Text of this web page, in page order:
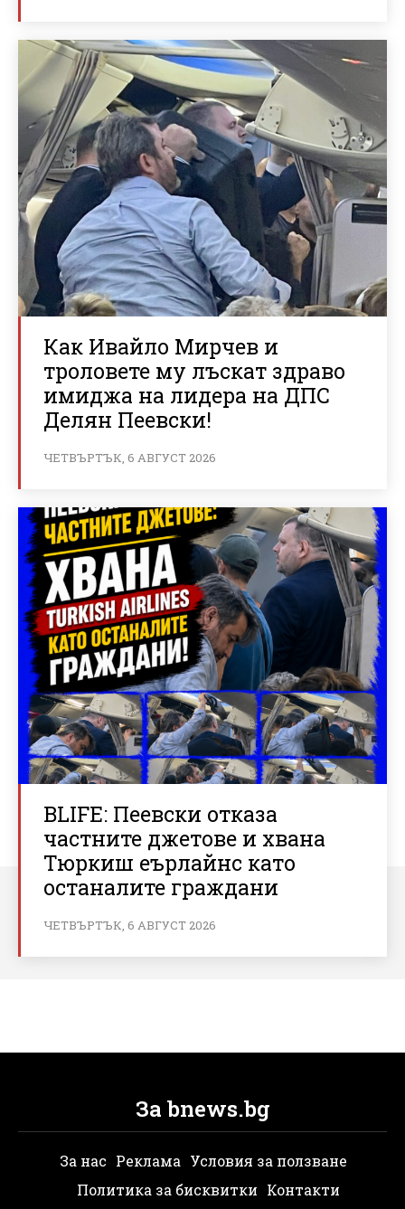
Как Ивайло Мирчев и
троловете му лъскат здраво
имиджа на лидера на ДПС
Делян Пеевски!
ЧЕТВЪРТЪК, 6 АВГУСТ 2026
BLIFE: Пеевски отказа
частните джетове и хвана
Тюркиш еърлайнс като
останалите граждани
ЧЕТВЪРТЪК, 6 АВГУСТ 2026
За bnews.bg
За нас Реклама Условия за ползване
Политика за бисквитки Контакти